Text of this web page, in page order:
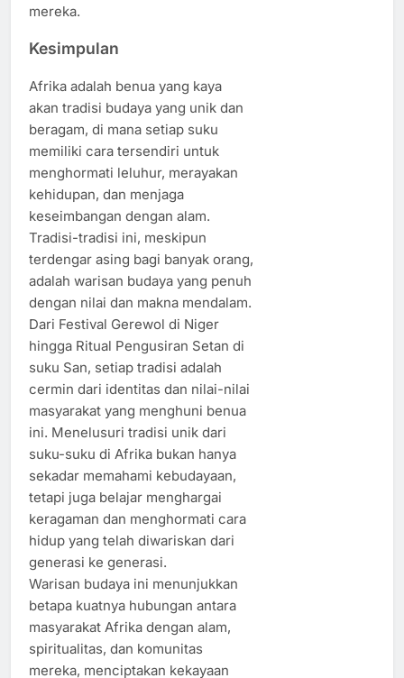
mereka.
Kesimpulan
Afrika adalah benua yang kaya
akan tradisi budaya yang unik dan
beragam, di mana setiap suku
memiliki cara tersendiri untuk
menghormati leluhur, merayakan
kehidupan, dan menjaga
keseimbangan dengan alam.
Tradisi-tradisi ini, meskipun
terdengar asing bagi banyak orang,
adalah warisan budaya yang penuh
dengan nilai dan makna mendalam.
Dari Festival Gerewol di Niger
hingga Ritual Pengusiran Setan di
suku San, setiap tradisi adalah
cermin dari identitas dan nilai-nilai
masyarakat yang menghuni benua
ini. Menelusuri tradisi unik dari
suku-suku di Afrika bukan hanya
sekadar memahami kebudayaan,
tetapi juga belajar menghargai
keragaman dan menghormati cara
hidup yang telah diwariskan dari
generasi ke generasi.
Warisan budaya ini menunjukkan
betapa kuatnya hubungan antara
masyarakat Afrika dengan alam,
spiritualitas, dan komunitas
mereka, menciptakan kekayaan